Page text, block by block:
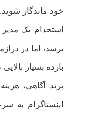
خود ماندگار
استخدام یک مدیر
برسد، اما در
بازده بسیار
برند آگاهی،
اینستاگرام به